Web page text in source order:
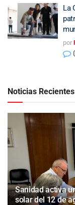
La
por
Noticias Recientes
Sanidad activa
solar del 12 de